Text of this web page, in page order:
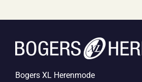
Bogers XL Herenmode